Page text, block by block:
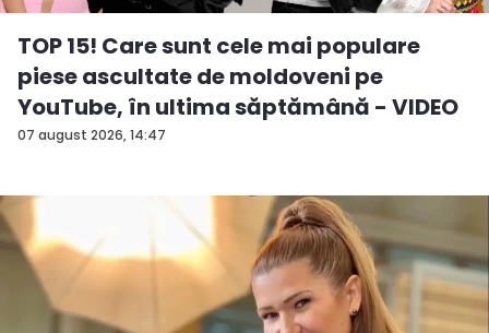
07 august 2026, 14:47
TOP 15! Care sunt cele mai populare
piese ascultate de moldoveni pe
YouTube, în ultima săptămână - VIDEO